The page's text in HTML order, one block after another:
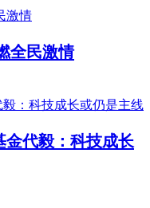
全民激情
金代毅：科技成长